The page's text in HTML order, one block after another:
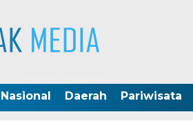
Nasional Daerah Pariwisata